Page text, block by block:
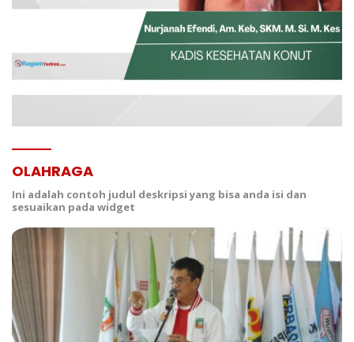
OLAHRAGA
Ini adalah contoh judul deskripsi yang bisa anda isi dan
sesuaikan pada widget